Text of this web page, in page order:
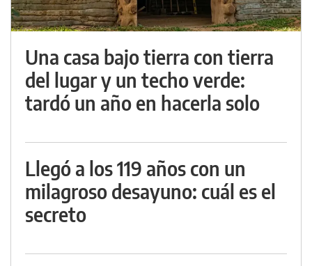
Una casa bajo tierra con tierra
del lugar y un techo verde:
tardó un año en hacerla solo
Llegó a los 119 años con un
milagroso desayuno: cuál es el
secreto